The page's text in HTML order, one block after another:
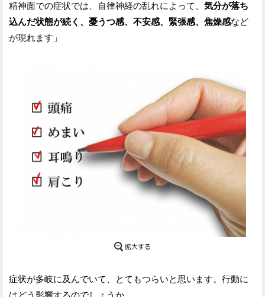
精神面での症状では、自律神経の乱れによって、 気分が落ち
込んだ状態が続く、憂うつ感、不安感、緊張感、焦燥感など
が現れます」
症状が多岐に及んでいて、とてもつらいと思います。行動に
はどう影響するのでしょうか。